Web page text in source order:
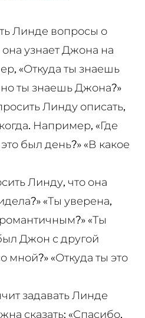
Линде вопросы о
узнает Джона на
«Откуда ты знаешь
ты знаешь Джона?»
Линду описать,
Например, «Где
был день?» «В какое
Линду, что она
«Ты уверена,
«Ты
Джон с другой
мной?» «Откуда ты это
задавать Линде
сказать: «Спасибо,